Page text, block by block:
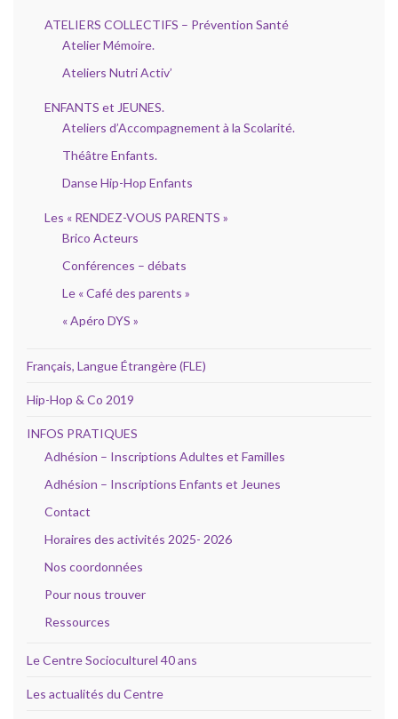
ATELIERS COLLECTIFS – Prévention Santé
Atelier Mémoire.
Ateliers Nutri Activ’
ENFANTS et JEUNES.
Ateliers d’Accompagnement à la Scolarité.
Théâtre Enfants.
Danse Hip-Hop Enfants
Les « RENDEZ-VOUS PARENTS »
Brico Acteurs
Conférences – débats
Le « Café des parents »
« Apéro DYS »
Français, Langue Étrangère (FLE)
Hip-Hop & Co 2019
INFOS PRATIQUES
Adhésion – Inscriptions Adultes et Familles
Adhésion – Inscriptions Enfants et Jeunes
Contact
Horaires des activités 2025- 2026
Nos coordonnées
Pour nous trouver
Ressources
Le Centre Socioculturel 40 ans
Les actualités du Centre